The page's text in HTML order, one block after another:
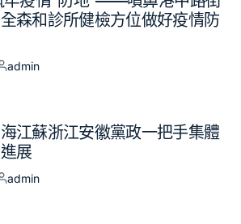
森和診所健檢方位做好疫情防
admin
江蘇浙江安徽黨政一把手集體
展
admin